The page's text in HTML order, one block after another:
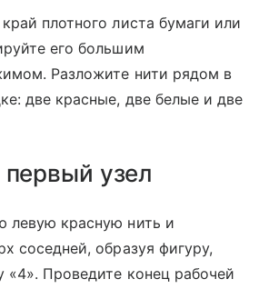
плотного листа бумаги или
его большим
Разложите нити рядом в
две красные, две белые и две
узел
левую красную нить и
соседней, образуя фигуру,
Проведите конец рабочей